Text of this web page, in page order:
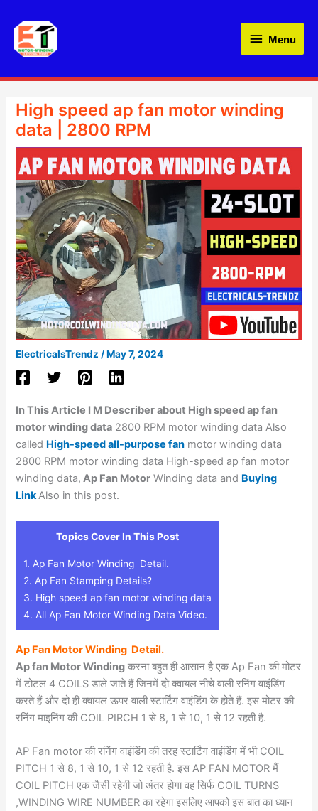
content
Menu
Menu
High speed ap fan motor winding
data | 2800 RPM
ElectricalsTrendz /May 7, 2024
In This Article I M Describer about High speed ap fan
motor winding data 2800 RPM motor winding data Also
called High-speed all-purpose fan motor winding data
2800 RPM motor winding data High-speed ap fan motor
winding data, Ap Fan Motor Winding data and Buying
Link Also in this post.
Topics Cover In This Post
1. Ap Fan Motor Winding Detail.
2. Ap Fan Stamping Details?
3. High speed ap fan motor winding data
4. All Ap Fan Motor Winding Data Video.
Ap Fan Motor Winding Detail.
Ap fan Motor Winding करना बहुत ही आसान है एक Ap Fan की मोटर
में टोटल 4 COILS डाले जाते हैं जिनमें दो क्वायल नीचे वाली रनिंग वाइंडिंग
करते हैं और दो ही क्वायल ऊपर वाली स्टार्टिंग वाइंडिंग के होते हैं. इस मोटर की
रनिंग माइनिंग की COIL PIRCH 1 से 8, 1 से 10, 1 से 12 रहती है.
AP Fan motor की रनिंग वाइंडिंग की तरह स्टार्टिंग वाइंडिंग में भी COIL
PITCH 1 से 8, 1 से 10, 1 से 12 रहती है. इस AP FAN MOTOR मैं
COIL PITCH एक जैसी रहेगी जो अंतर होगा वह सिर्फ COIL TURNS
,WINDING WIRE NUMBER का रहेगा इसलिए आपको इस बात का ध्यान